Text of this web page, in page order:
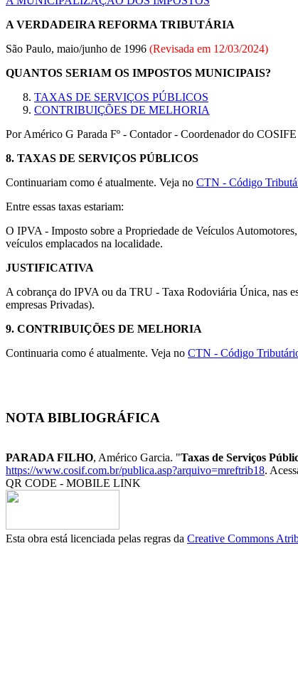
A VERDADEIRA REFORMA TRIBUTÁRIA
São Paulo, maio/junho de 1996 (Revisada em 12/03/2024)
QUANTOS SERIAM OS IMPOSTOS MUNICIPAIS?
TAXAS DE SERVIÇOS PÚBLICOS
CONTRIBUIÇÕES DE MELHORIA
Por Américo G Parada Fº - Contador - Coordenador do COSIFE
8. TAXAS DE SERVIÇOS PÚBLICOS
Continuariam como é atualmente. Veja no CTN - Código
Entre essas taxas estariam:
O IPVA - Imposto sobre a Propriedade de Veículos
veículos emplacados na localidade.
JUSTIFICATIVA
A cobrança do IPVA ou da TRU - Taxa Rodoviária Única, nas
empresas Privadas).
9. CONTRIBUIÇÕES DE MELHORIA
Continuaria como é atualmente. Veja no CTN - Código
NOTA BIBLIOGRÁFICA
PARADA FILHO, Américo Garcia. "Taxas de Serviços
https://www.cosif.com.br/publica.asp?arquivo=mreftrib18.
QR CODE - MOBILE LINK
Esta obra está licenciada pelas regras da Creative Commons